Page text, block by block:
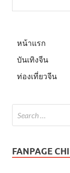
หน้าแรก
บันเทิงจีน
ท่องเที่ยวจีน
FANPAGE